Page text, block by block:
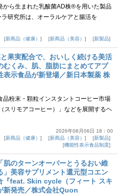
ら生まれた乳酸菌AD株®を用いた製品
研究所は、オーラルケアと腸活を
新商品（健康） 新商品（美容） 新製品
果実配合で、おいしく続ける美活
むくみ、肌、脂肪にまとめてアプ
表示食品が新登場／新日本製薬 株
粉末・顆粒インスタントコーヒー市場
リモアコーヒー）」などを展開するヘ
2026年08月06日 18：00
新商品（健康） 新商品（美容）
新製品
機能性表示食品制度
肌のターンオーバーとうるおい維
」美容サプリメント還元型コエン
『feat. Skin cycle（フィート スキ
新発売／株式会社Quon